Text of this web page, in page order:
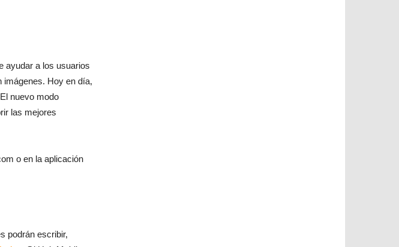
ayudar a los usuarios
imágenes. Hoy en día,
nuevo modo
las mejores
o en la aplicación
podrán escribir,